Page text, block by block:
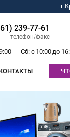
239-77-61
телефон/факс
Сб: с 10:00 до
КОНТАКТЫ